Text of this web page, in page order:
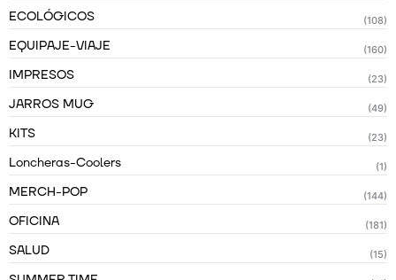
ECOLÓGICOS (108)
EQUIPAJE-VIAJE (160)
IMPRESOS (23)
JARROS MUG (49)
KITS (23)
Loncheras-Coolers (1)
MERCH-POP (144)
OFICINA (181)
SALUD (15)